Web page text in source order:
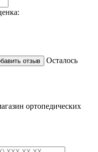
Осталось
ортопедических